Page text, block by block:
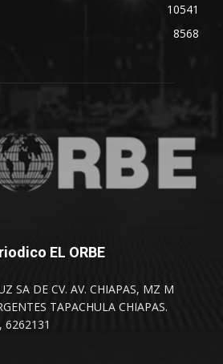
10541
8568
EL ORBE
SA DE CV. AV. CHIAPAS, MZ M
TAPACHULA CHIAPAS.
6262131